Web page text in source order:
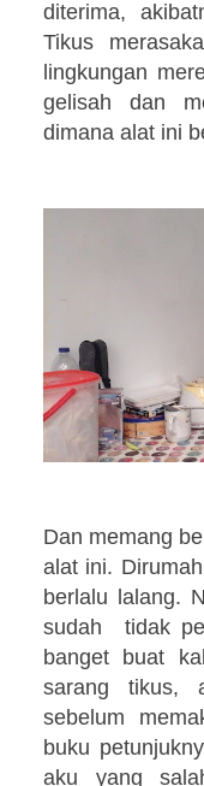
diterima,
Tikus
lingkungan
gelisah dan
dimana alat ini
Dan memang
alat ini.
berlalu lalang.
sudah tidak
banget buat
sarang tikus,
sebelum
buku
aku yang